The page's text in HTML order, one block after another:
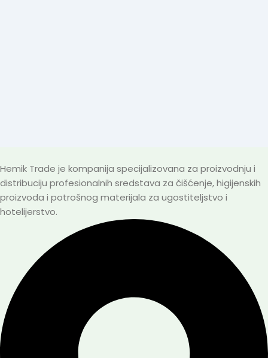
Hemik Trade je kompanija specijalizovana za proizvodnju i
distribuciju profesionalnih sredstava za čišćenje, higijenskih
proizvoda i potrošnog materijala za ugostiteljstvo i
hotelijerstvo.